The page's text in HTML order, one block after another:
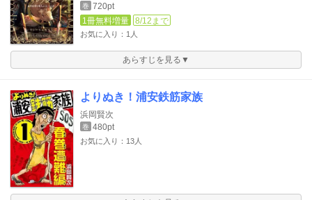
巻 720pt
1冊無料増量
8/12まで
お気に入り：1人
あらすじを見る▼
よりぬき！浦安鉄筋家族
浜岡賢次
巻 480pt
お気に入り：13人